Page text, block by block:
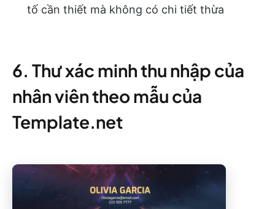
tố cần thiết mà không có chi tiết thừa
6. Thư xác minh thu nhập của
nhân viên theo mẫu của
Template.net